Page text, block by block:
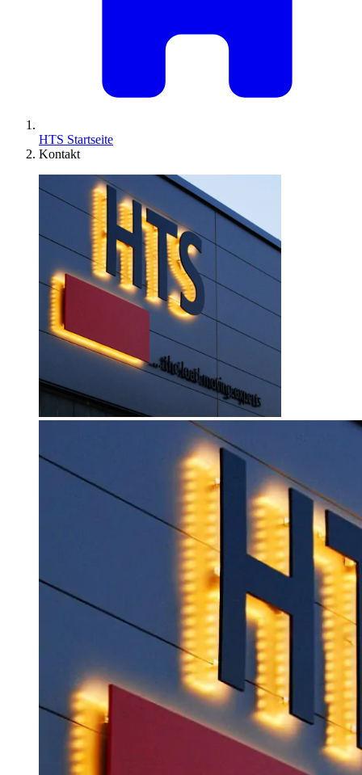
HTS Startseite
Kontakt